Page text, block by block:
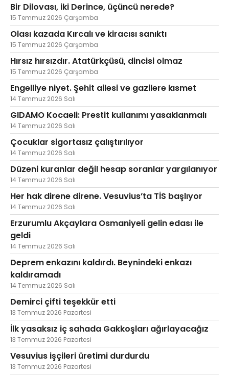
Bir Dilovası, iki Derince, üçüncü nerede?
15 Temmuz 2026 Çarşamba
Olası kazada Kırcalı ve kiracısı sanıktı
15 Temmuz 2026 Çarşamba
Hırsız hırsızdır. Atatürkçüsü, dincisi olmaz
15 Temmuz 2026 Çarşamba
Engelliye niyet. Şehit ailesi ve gazilere kısmet
14 Temmuz 2026 Salı
GIDAMO Kocaeli: Prestit kullanımı yasaklanmalı
14 Temmuz 2026 Salı
Çocuklar sigortasız çalıştırılıyor
14 Temmuz 2026 Salı
Düzeni kuranlar değil hesap soranlar yargılanıyor
14 Temmuz 2026 Salı
Her hak direne direne. Vesuvius’ta TİS başlıyor
14 Temmuz 2026 Salı
Erzurumlu Akçaylara Osmaniyeli gelin edası ile
geldi
14 Temmuz 2026 Salı
Deprem enkazını kaldırdı. Beynindeki enkazı
kaldıramadı
14 Temmuz 2026 Salı
Demirci çifti teşekkür etti
13 Temmuz 2026 Pazartesi
İlk yasaksız iç sahada Gakkoşları ağırlayacağız
13 Temmuz 2026 Pazartesi
Vesuvius işçileri üretimi durdurdu
13 Temmuz 2026 Pazartesi